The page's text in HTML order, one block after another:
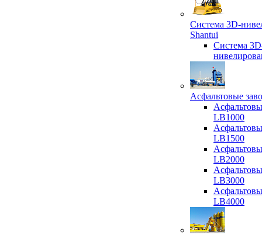
Система 3D-
Shantui
Система
Асфальтовые
LB1000
LB1500
LB2000
LB3000
LB4000